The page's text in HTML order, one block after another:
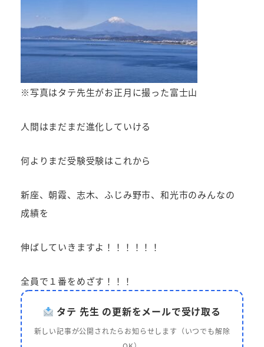
※写真はタテ先生がお正月に撮った富士山
人間はまだまだ進化していける
何よりまだ受験受験はこれから
新座、朝霞、志木、ふじみ野市、和光市のみんなの
成績を
伸ばしていきますよ！！！！！！
全員で１番をめざす！！！
タテ 先生 の更新をメールで受け取る
新しい記事が公開されたらお知らせします（いつでも解除